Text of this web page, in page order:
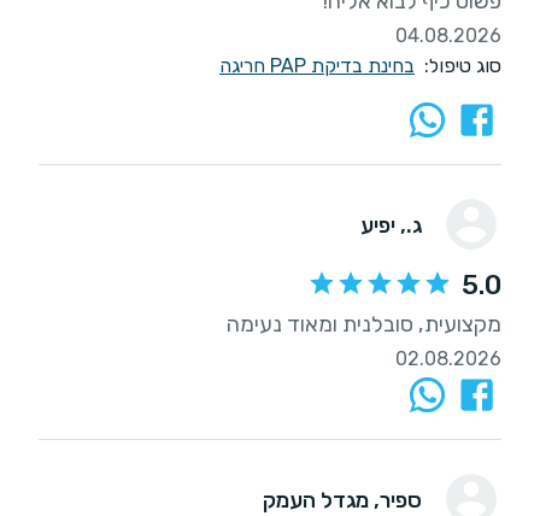
04.08.2026
סוג טיפול: בחינת בדיקת PAP חריגה
ג., יפיע
5.0
מקצועית, סובלנית ומאוד נעימה
02.08.2026
ספיר, מגדל העמק